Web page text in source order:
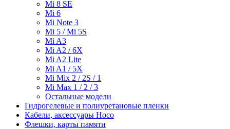
Mi 8 SE
Mi 6
Mi Note 3
Mi 5 / Mi 5S
Mi A3
Mi A2 / 6X
Mi A2 Lite
Mi A1 / 5X
Mi Mix 2 / 2S / 1
Mi Max 1 / 2 / 3
Остальные модели
Гидрогелевые и полиуретановые пленки
Кабели, аксессуары Hoco
Флешки, карты памяти